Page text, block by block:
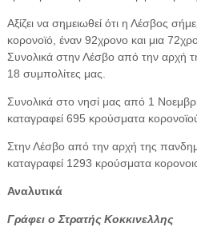
Αξίζει να σημειωθεί ότι η Λέσβος
κορονοϊό, έναν 92χρονο και μια
Συνολικά στην Λέσβο από την αρχή
18 συμπολίτες μας.
Συνολικά στο νησί μας από 1
καταγραφεί 695 κρούσματα
Στην Λέσβο από την αρχή της
καταγραφεί 1293 κρούσματα
Αναλυτικά
Γράφει ο Στρατής Κοκκινελλης